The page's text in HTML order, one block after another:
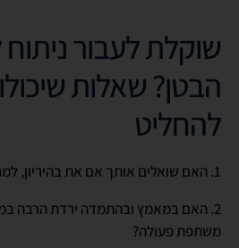
שוקלת לעבור
הבטן? שאלות
להחליט
1. האם שואלים אותך אם את בהיריון, למרות שהילד כבר בפעוטון?
2. האם במאמץ ובהתמדה ירדת הרבה
משתפת פעולה?